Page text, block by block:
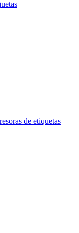
de etiquetas